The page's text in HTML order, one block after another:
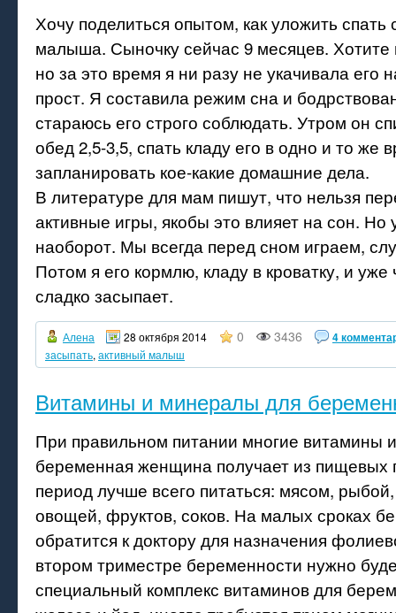
Хочу поделиться опытом, как уложить спать
малыша. Сыночку сейчас 9 месяцев. Хотите
но за это время я ни разу не укачивала его
прост. Я составила режим сна и
стараюсь его строго соблюдать. Утром он
обед 2,5-3,5, спать кладу его в одно и то же
запланировать кое-какие домашние дела.
В литературе для мам пишут, что нельзя
активные игры, якобы это влияет на сон. Но
наоборот. Мы всегда перед сном играем,
Потом я его кормлю, кладу в кроватку, и уже
сладко засыпает.
Алена 28 октября 2014 0 3436 4
засыпать, активный малыш
Витамины и минералы для
При правильном питании многие витамины
беременная женщина получает из пищевых
период лучше всего питаться: мясом,
овощей, фруктов, соков. На малых сроках
обратится к доктору для назначения
втором триместре беременности нужно
специальный комплекс витаминов для